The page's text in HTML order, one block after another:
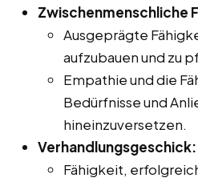
Zwischenmenschliche
Ausgeprägte
aufzubauen und zu
Empathie und die
Bedürfnisse und
hineinzuversetzen.
Verhandlungsgeschick:
Fähigkeit,